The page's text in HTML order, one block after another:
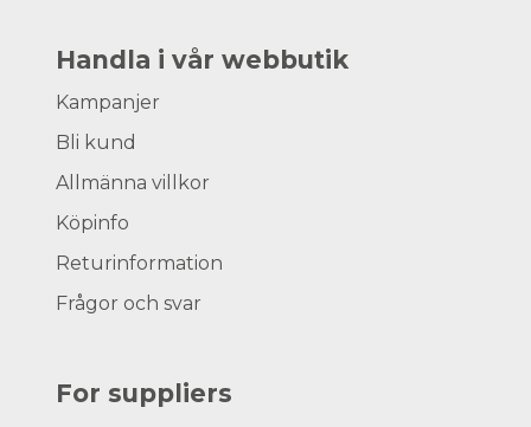
Handla i vår webbutik
Kampanjer
Bli kund
Allmänna villkor
Köpinfo
Returinformation
Frågor och svar
For suppliers